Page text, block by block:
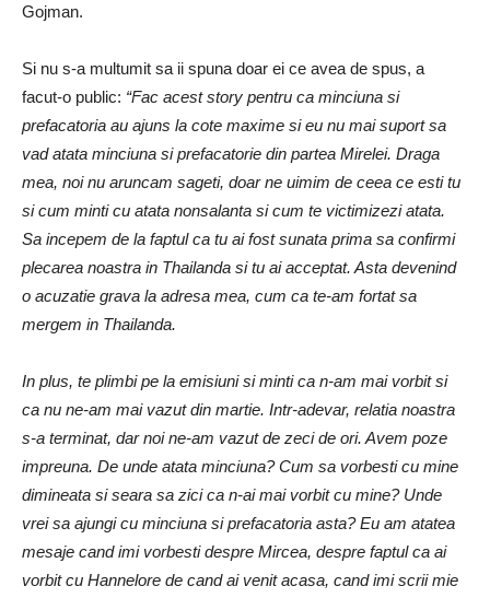
Gojman.
Si nu s-a multumit sa ii spuna doar ei ce avea de spus, a
facut-o public: “Fac acest story pentru ca minciuna si
prefacatoria au ajuns la cote maxime si eu nu mai suport sa
vad atata minciuna si prefacatorie din partea Mirelei. Draga
mea, noi nu aruncam sageti, doar ne uimim de ceea ce esti tu
si cum minti cu atata nonsalanta si cum te victimizezi atata.
Sa incepem de la faptul ca tu ai fost sunata prima sa confirmi
plecarea noastra in Thailanda si tu ai acceptat. Asta devenind
o acuzatie grava la adresa mea, cum ca te-am fortat sa
mergem in Thailanda.
In plus, te plimbi pe la emisiuni si minti ca n-am mai vorbit si
ca nu ne-am mai vazut din martie. Intr-adevar, relatia noastra
s-a terminat, dar noi ne-am vazut de zeci de ori. Avem poze
impreuna. De unde atata minciuna? Cum sa vorbesti cu mine
dimineata si seara sa zici ca n-ai mai vorbit cu mine? Unde
vrei sa ajungi cu minciuna si prefacatoria asta? Eu am atatea
mesaje cand imi vorbesti despre Mircea, despre faptul ca ai
vorbit cu Hannelore de cand ai venit acasa, cand imi scrii mie